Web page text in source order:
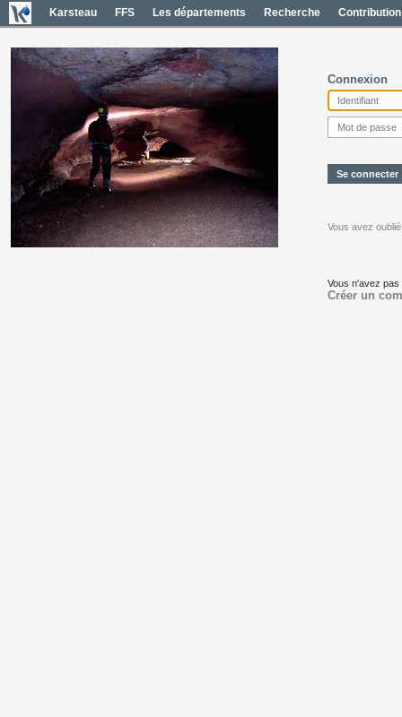
Karsteau FFS Les départements Recherche Contribution
Connexion
Vous avez
Vous n'avez
Créer un